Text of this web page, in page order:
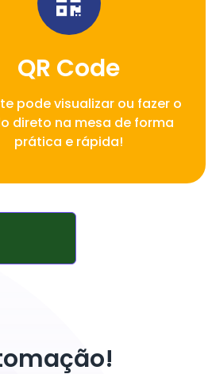
QR Code
pode visualizar ou fazer o
direto na mesa de forma
prática e rápida!